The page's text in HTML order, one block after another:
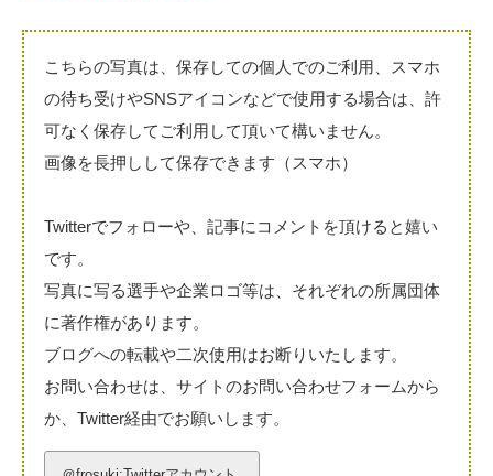
こちらの写真は、保存しての個人でのご利用、スマホ
の待ち受けやSNSアイコンなどで使用する場合は、許
可なく保存してご利用して頂いて構いません。
画像を長押しして保存できます（スマホ）
Twitterでフォローや、記事にコメントを頂けると嬉い
です。
写真に写る選手や企業ロゴ等は、それぞれの所属団体
に著作権があります。
ブログへの転載や二次使用はお断りいたします。
お問い合わせは、サイトのお問い合わせフォームから
か、Twitter経由でお願いします。